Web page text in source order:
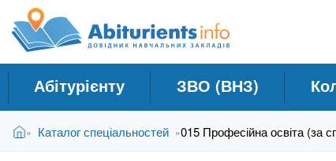
е
и
A
b
i
о
в
н
и
Абітурієнту ЗВО (ВНЗ)
ВГоловна
» Каталог спеціальностей »015 Професійна освіта (за